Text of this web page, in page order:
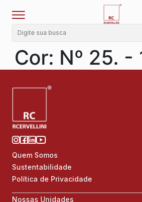
Cor: Nº 25. -
Quem Somos
Sustentabilidade
Política de Privacidade
Nossas Unidades